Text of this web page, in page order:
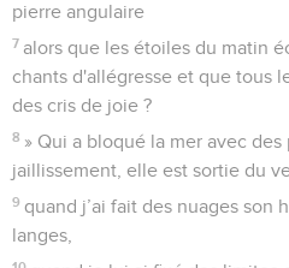
pierre angulaire
7 alors que les étoiles du matin
chants d'allégresse et que tous
des cris de joie ?
8 » Qui a bloqué la mer avec
jaillissement, elle est sortie du
9 quand j’ai fait des nuages son
langes,